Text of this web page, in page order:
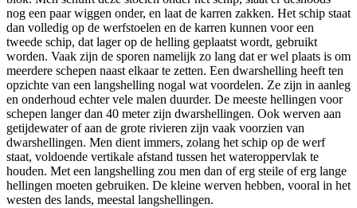
nog een paar wiggen onder, en laat de karren zakken. Het schip staat
dan volledig op de werfstoelen en de karren kunnen voor een
tweede schip, dat lager op de helling geplaatst wordt, gebruikt
worden. Vaak zijn de sporen namelijk zo lang dat er wel plaats is om
meerdere schepen naast elkaar te zetten. Een dwarshelling heeft ten
opzichte van een langshelling nogal wat voordelen. Ze zijn in aanleg
en onderhoud echter vele malen duurder. De meeste hellingen voor
schepen langer dan 40 meter zijn dwarshellingen. Ook werven aan
getijdewater of aan de grote rivieren zijn vaak voorzien van
dwarshellingen. Men dient immers, zolang het schip op de werf
staat, voldoende vertikale afstand tussen het wateroppervlak te
houden. Met een langshelling zou men dan of erg steile of erg lange
hellingen moeten gebruiken. De kleine werven hebben, vooral in het
westen des lands, meestal langshellingen.